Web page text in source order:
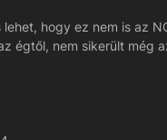
hogy ez nem is az
égtől, nem sikerült még